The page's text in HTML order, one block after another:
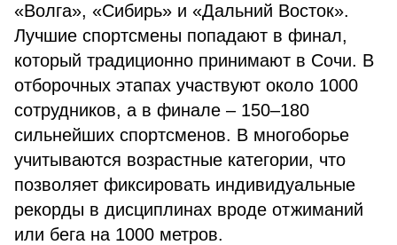
«Волга», «Сибирь» и «Дальний Восток».
Лучшие спортсмены попадают в финал,
который традиционно принимают в Сочи. В
отборочных этапах участвуют около 1000
сотрудников, а в финале – 150–180
сильнейших спортсменов. В многоборье
учитываются возрастные категории, что
позволяет фиксировать индивидуальные
рекорды в дисциплинах вроде отжиманий
или бега на 1000 метров.